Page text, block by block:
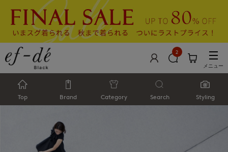
2
メニュー
Top Brand Category Search Styling